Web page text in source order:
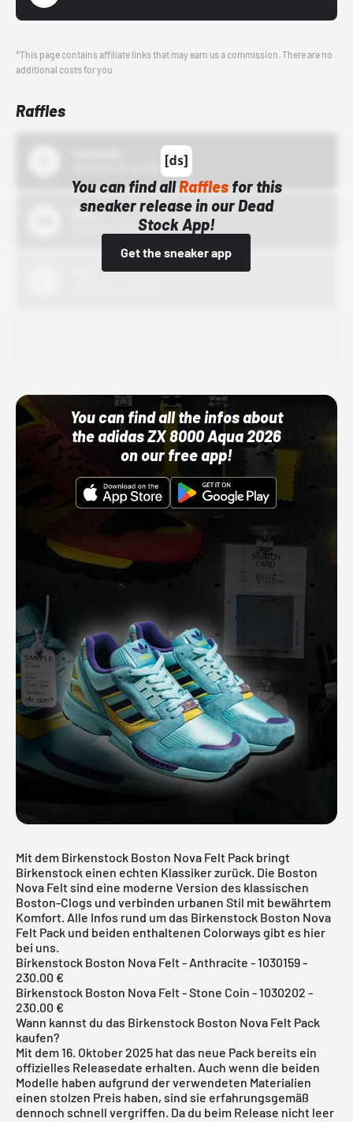
*This page contains affiliate links that may earn us a commission. There are no
additional costs for you.
Raffles
You can find allRafflesfor this
sneaker release in our Dead
Stock App!
Get the sneaker app
Bstn
10/01/22 12:00 AM
You can find all the infos about
the adidas ZX 8000 Aqua 2026
on our free app!
Mit dem Birkenstock Boston Nova Felt Pack bringt
Birkenstock einen echten Klassiker zurück. Die Boston
Nova Felt sind eine moderne Version des klassischen
Boston-Clogs und verbinden urbanen Stil mit bewährtem
Komfort. Alle Infos rund um das Birkenstock Boston Nova
Felt Pack und beiden enthaltenen Colorways gibt es hier
bei uns.
Birkenstock Boston Nova Felt - Anthracite - 1030159 -
230.00 €
Birkenstock Boston Nova Felt - Stone Coin - 1030202 -
230.00 €
Wann kannst du das Birkenstock Boston Nova Felt Pack
kaufen?
Mit dem 16. Oktober 2025 hat das neue Pack bereits ein
offizielles Releasedate erhalten. Auch wenn die beiden
Modelle haben aufgrund der verwendeten Materialien
einen stolzen Preis haben, sind sie erfahrungsgemäß
dennoch schnell vergriffen. Da du beim Release nicht leer